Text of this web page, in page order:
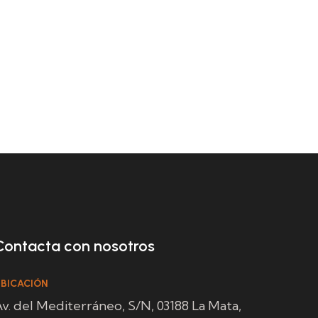
con nosotros
del Mediterráneo, S/N, 03188 La Mata,